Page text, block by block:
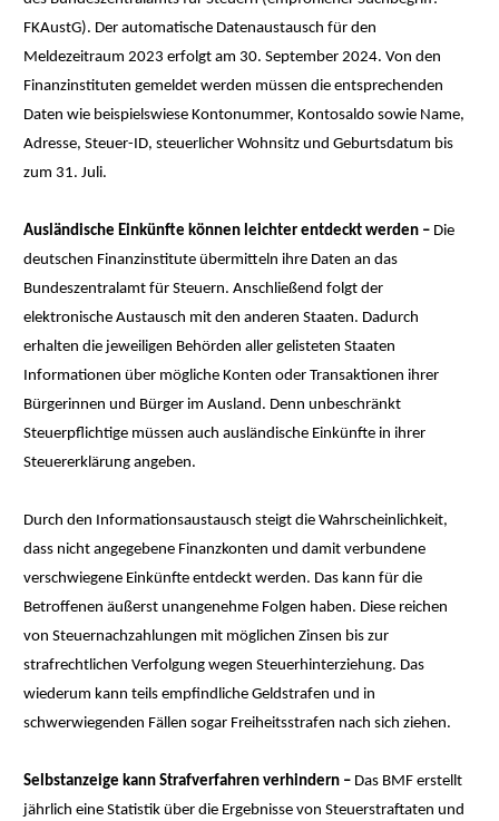
FKAustG). Der automatische Datenaustausch für den
Meldezeitraum 2023 erfolgt am 30. September 2024. Von den
Finanzinstituten gemeldet werden müssen die entsprechenden
Daten wie beispielswiese Kontonummer, Kontosaldo sowie Name,
Adresse, Steuer-ID, steuerlicher Wohnsitz und Geburtsdatum bis
zum 31. Juli.
Ausländische Einkünfte können leichter entdeckt werden – Die
deutschen Finanzinstitute übermitteln ihre Daten an das
Bundeszentralamt für Steuern. Anschließend folgt der
elektronische Austausch mit den anderen Staaten. Dadurch
erhalten die jeweiligen Behörden aller gelisteten Staaten
Informationen über mögliche Konten oder Transaktionen ihrer
Bürgerinnen und Bürger im Ausland. Denn unbeschränkt
Steuerpflichtige müssen auch ausländische Einkünfte in ihrer
Steuererklärung angeben.
Durch den Informationsaustausch steigt die Wahrscheinlichkeit,
dass nicht angegebene Finanzkonten und damit verbundene
verschwiegene Einkünfte entdeckt werden. Das kann für die
Betroffenen äußerst unangenehme Folgen haben. Diese reichen
von Steuernachzahlungen mit möglichen Zinsen bis zur
strafrechtlichen Verfolgung wegen Steuerhinterziehung. Das
wiederum kann teils empfindliche Geldstrafen und in
schwerwiegenden Fällen sogar Freiheitsstrafen nach sich ziehen.
Selbstanzeige kann Strafverfahren verhindern – Das BMF erstellt
jährlich eine Statistik über die Ergebnisse von Steuerstraftaten und